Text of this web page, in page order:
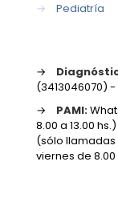
→
Pediatría
→
(3413046070) -
→
PAMI:
8.00 a 13.00
(sólo llamadas
viernes de 8.00